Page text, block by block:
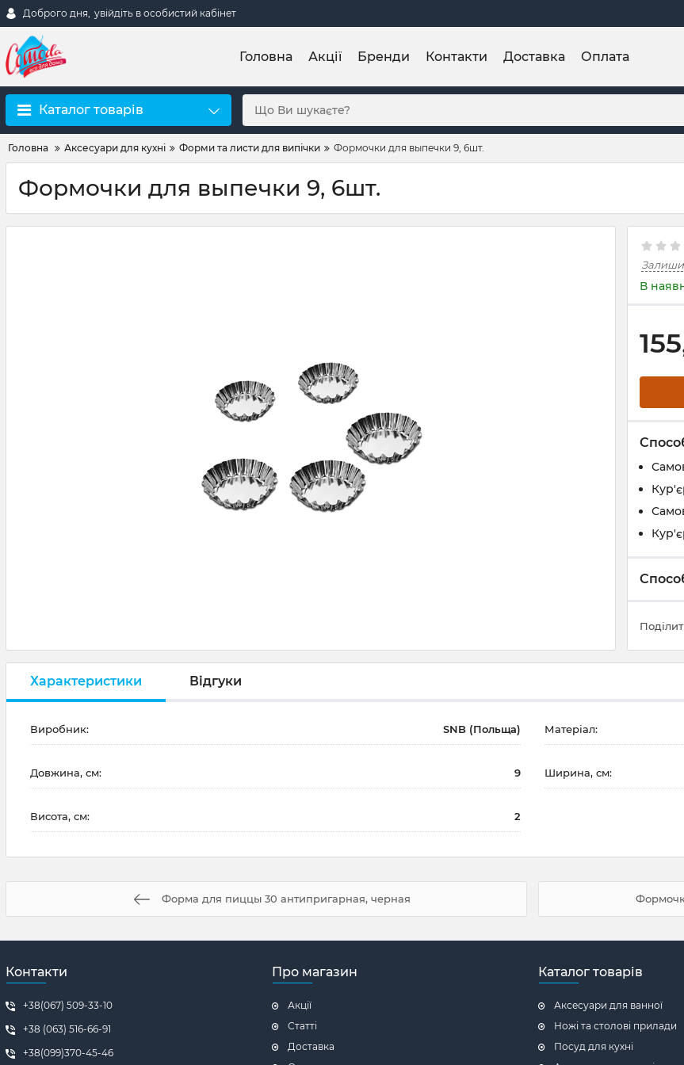
Доброго дня, увійдіть в особистий кабінет
Головна Акції Бренди Контакти Доставка Оплата
Каталог товарів
Головна Аксесуари для кухні Форми та листи для випічки Формочки для выпечки 9, 6шт.
Формочки для выпечки 9, 6шт.
В
Характеристики Відгуки
Виробник: SNB (Польща) Матеріал:
Довжина, см: 9 Ширина, см:
Висота, см: 2
Форма для пиццы 30 антипригарная, черная
Контакти
+38(067) 509-33-10
+38 (063) 516-66-91
+38(099)370-45-46
Про магазин
Акції
Статті
Доставка
Каталог товарів
Аксесуари для ванної
Ножі та столові прилади
Посуд для кухні